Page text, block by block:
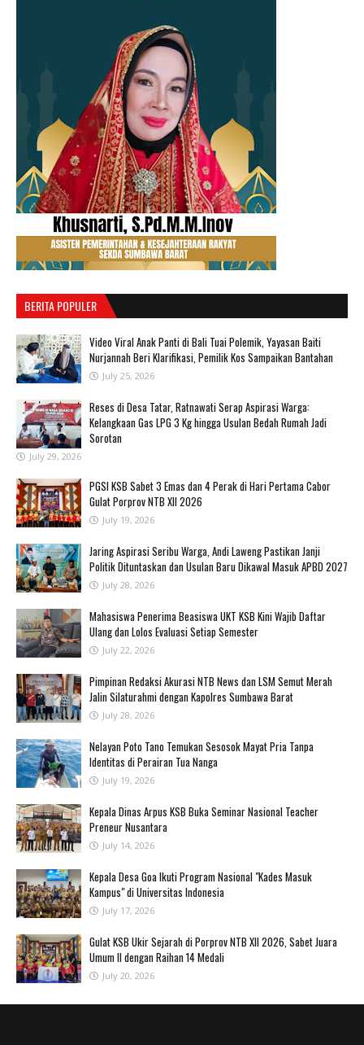
BERITA POPULER
‎Video Viral Anak Panti di Bali Tuai Polemik, Yayasan Baiti
Nurjannah Beri Klarifikasi, Pemilik Kos Sampaikan Bantahan ‎
July 25, 2026
Reses di Desa Tatar, Ratnawati Serap Aspirasi Warga:
Kelangkaan Gas LPG 3 Kg hingga Usulan Bedah Rumah Jadi
Sorotan
July 29, 2026
PGSI KSB Sabet 3 Emas dan 4 Perak di Hari Pertama Cabor
Gulat Porprov NTB XII 2026 ‎
July 19, 2026
Jaring Aspirasi Seribu Warga, Andi Laweng Pastikan Janji
Politik Dituntaskan dan Usulan Baru Dikawal Masuk APBD 2027
July 28, 2026
Mahasiswa Penerima Beasiswa UKT KSB Kini Wajib Daftar
Ulang dan Lolos Evaluasi Setiap Semester
July 22, 2026
Pimpinan Redaksi Akurasi NTB News dan LSM Semut Merah
Jalin Silaturahmi dengan Kapolres Sumbawa Barat
July 28, 2026
‎Nelayan Poto Tano Temukan Sesosok Mayat Pria Tanpa
Identitas di Perairan Tua Nanga ‎
July 19, 2026
Kepala Dinas Arpus KSB Buka Seminar Nasional Teacher
Preneur Nusantara
July 14, 2026
Kepala Desa Goa Ikuti Program Nasional "Kades Masuk
Kampus" di Universitas Indonesia
July 17, 2026
‎Gulat KSB Ukir Sejarah di Porprov NTB XII 2026, Sabet Juara
Umum II dengan Raihan 14 Medali
July 20, 2026